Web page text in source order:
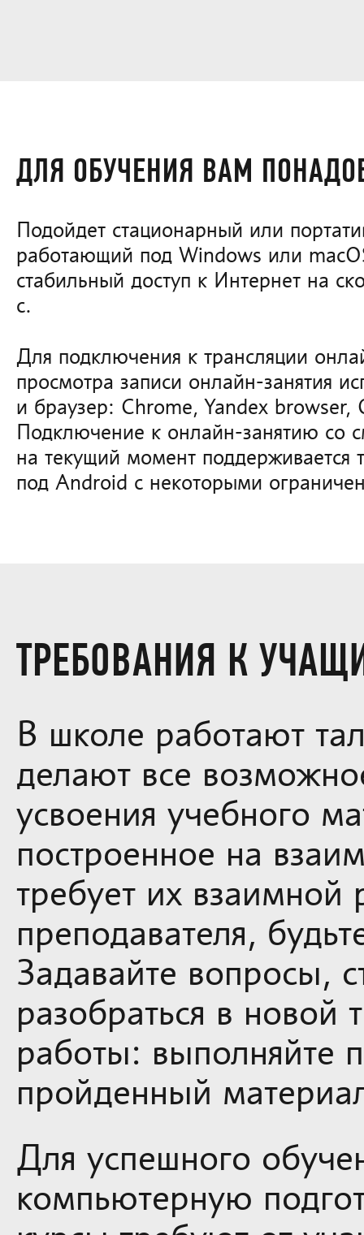
ДЛЯ ОБУЧЕНИЯ ВАМ
Подойдет стационарный или
работающий под Windows или
стабильный доступ к Интернет на
с.
Для подключения к трансляции
просмотра записи онлайн-занятия
и браузер: Chrome, Yandex browser,
Подключение к онлайн-занятию со
на текущий момент поддерживается
под Android с некоторыми
ТРЕБОВАНИЯ К
В школе работают
делают все
усвоения учебного
построенное на
требует их
преподавателя,
Задавайте вопросы,
разобраться в
работы: выполняйте
пройденный
Для успешного
компьютерную